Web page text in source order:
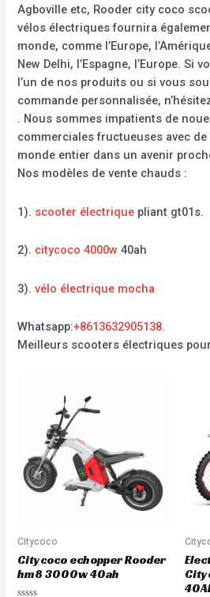
Agboville etc, Rooder city coco
vélos électriques fournira
monde, comme l’Europe,
New Delhi, l’Espagne, l’Europe. Si
l’un de nos produits ou si vous
commande personnalisée,
. Nous sommes impatients de
commerciales fructueuses avec
monde entier dans un avenir
Nos modèles de vente chauds :
1). scooter électrique pliant gt01s.
2). citycoco 4000w 40ah
3).vélo électrique mocha
Whatsapp:+8613632905138.
Meilleurs scooters électriques
Citycoco
Citycoco echopper Rooder
hm8 3000w 40ah